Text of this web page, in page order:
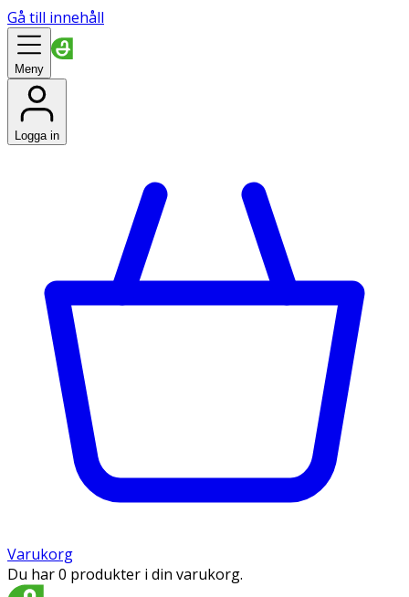
Gå till innehåll
Meny
Logga in
Varukorg
Du har 0 produkter i din varukorg.